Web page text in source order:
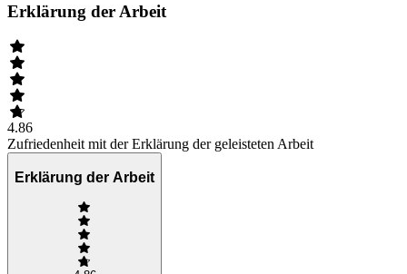
Erklärung der Arbeit
4.86
Zufriedenheit mit der Erklärung der geleisteten Arbeit
Erklärung der Arbeit